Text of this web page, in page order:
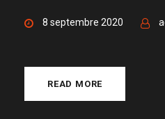
8 septembre 2020
READ MORE